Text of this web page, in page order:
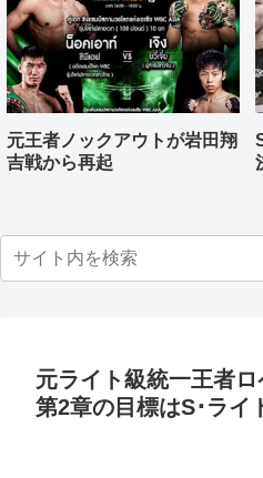
元王者ノックアウトが岩田翔
吉戦から再起
元ライト級統一王者
第2章の目標はS･ライ